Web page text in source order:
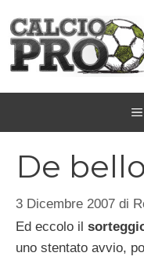
contenuto
De
3 Dicembre 2007 di
Ed eccolo il
uno stentato avvio,